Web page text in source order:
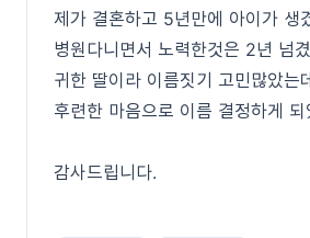
제가 결혼하고 5년만에 아이가 생
병원다니면서 노력한것은 2년 넘
귀한 딸이라 이름짓기 고민많았는
후련한 마음으로 이름 결정하게 되
감사드립니다.